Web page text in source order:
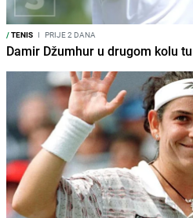
/TENIS I PRIJE 2 DANA
Damir Džumhur u drugom kolu